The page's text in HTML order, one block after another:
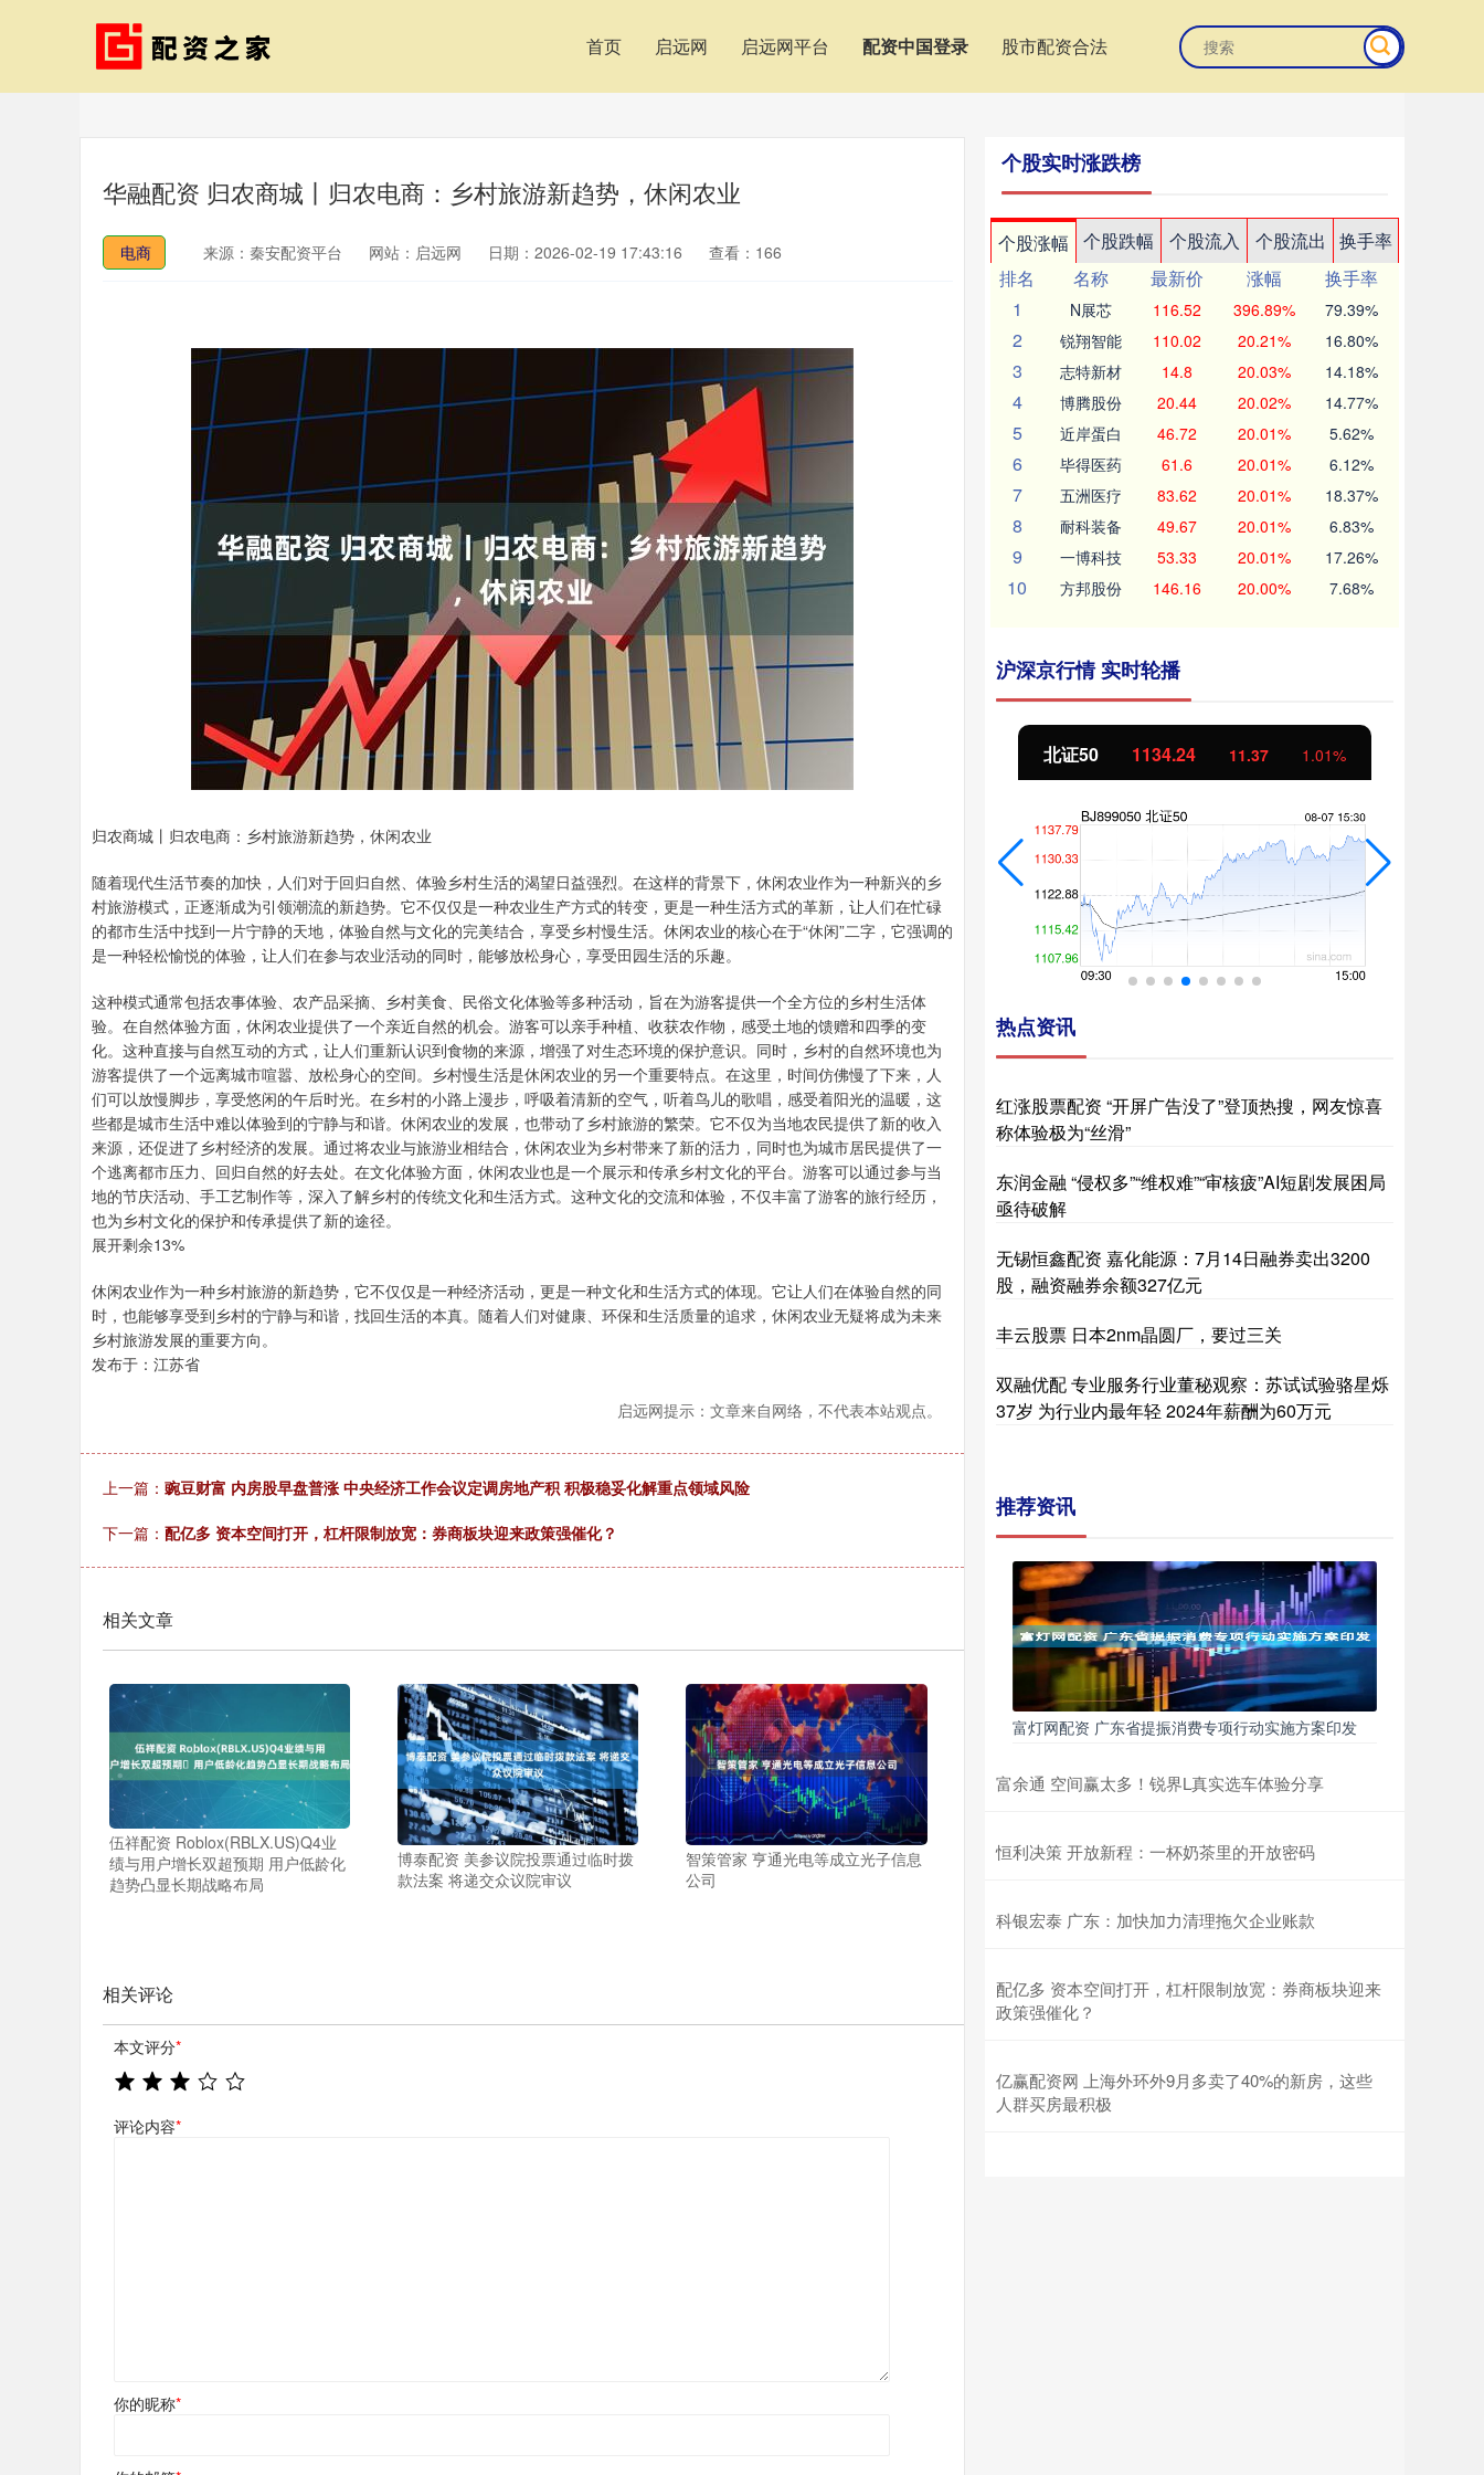
首页 启远网 启远网平台 配资中国登录 股市配资合法
华融配资 归农商城丨归农电商：乡村旅游新趋势，休闲农业
电商 来源：秦安配资平台 网站：启远网 日期：2026-02-19 17:43:16 查看：166
归农商城丨归农电商：乡村旅游新趋势，休闲农业
随着现代生活节奏的加快，人们对于回归自然、体验乡村生活的渴望日益强烈。在这样的背景下，休闲农业作为一种新兴的乡
村旅游模式，正逐渐成为引领潮流的新趋势。它不仅仅是一种农业生产方式的转变，更是一种生活方式的革新，让人们在忙碌
的都市生活中找到一片宁静的天地，体验自然与文化的完美结合，享受乡村慢生活。休闲农业的核心在于“休闲”二字，它强调的
是一种轻松愉悦的体验，让人们在参与农业活动的同时，能够放松身心，享受田园生活的乐趣。
这种模式通常包括农事体验、农产品采摘、乡村美食、民俗文化体验等多种活动，旨在为游客提供一个全方位的乡村生活体
验。在自然体验方面，休闲农业提供了一个亲近自然的机会。游客可以亲手种植、收获农作物，感受土地的馈赠和四季的变
化。这种直接与自然互动的方式，让人们重新认识到食物的来源，增强了对生态环境的保护意识。同时，乡村的自然环境也为
游客提供了一个远离城市喧嚣、放松身心的空间。乡村慢生活是休闲农业的另一个重要特点。在这里，时间仿佛慢了下来，人
们可以放慢脚步，享受悠闲的午后时光。在乡村的小路上漫步，呼吸着清新的空气，听着鸟儿的歌唱，感受着阳光的温暖，这
些都是城市生活中难以体验到的宁静与和谐。休闲农业的发展，也带动了乡村旅游的繁荣。它不仅为当地农民提供了新的收入
来源，还促进了乡村经济的发展。通过将农业与旅游业相结合，休闲农业为乡村带来了新的活力，同时也为城市居民提供了一
个逃离都市压力、回归自然的好去处。在文化体验方面，休闲农业也是一个展示和传承乡村文化的平台。游客可以通过参与当
地的节庆活动、手工艺制作等，深入了解乡村的传统文化和生活方式。这种文化的交流和体验，不仅丰富了游客的旅行经历，
也为乡村文化的保护和传承提供了新的途径。
展开剩余13%
休闲农业作为一种乡村旅游的新趋势，它不仅仅是一种经济活动，更是一种文化和生活方式的体现。它让人们在体验自然的同
时，也能够享受到乡村的宁静与和谐，找回生活的本真。随着人们对健康、环保和生活质量的追求，休闲农业无疑将成为未来
乡村旅游发展的重要方向。
发布于：江苏省
启远网提示：文章来自网络，不代表本站观点。
上一篇： 豌豆财富 内房股早盘普涨 中央经济工作会议定调房地产积 积极稳妥化解重点领域风险
下一篇： 配亿多 资本空间打开，杠杆限制放宽：券商板块迎来政策强催化？
相关文章
伍祥配资 Roblox(RBLX.US)Q4业
绩与用户增长双超预期 用户低龄化
趋势凸显长期战略布局
博泰配资 美参议院投票通过临时拨
款法案 将递交众议院审议
智策管家 亨通光电等成立光子信息
公司
相关评论
本文评分*
评论内容*
你的昵称*
个股实时涨跌榜
个股涨幅 个股跌幅 个股流入 个股流出
换手率
排名
名称 最新价 涨幅
换手率
1
N展芯 116.52 396.89% 79.39%
2 锐翔智能 110.02 20.21% 16.80%
3 志特新材 14.8 20.03% 14.18%
4 博腾股份 20.44 20.02% 14.77%
5 近岸蛋白 46.72 20.01% 5.62%
6 毕得医药 61.6 20.01% 6.12%
7 五洲医疗 83.62 20.01% 18.37%
8 耐科装备 49.67 20.01% 6.83%
9 一博科技 53.33 20.01% 17.26%
10 方邦股份 146.16 20.00% 7.68%
沪深京行情 实时轮播
深证成指 14311.01 200.89 1.42% 沪深300 4694.44 北证50 1134.24 11.37 1.01%
热点资讯
红涨股票配资 “开屏广告没了”登顶热搜，网友惊喜
称体验极为“丝滑”
东润金融 “侵权多”“维权难”“审核疲”AI短剧发展困局
亟待破解
无锡恒鑫配资 嘉化能源：7月14日融券卖出3200
股，融资融券余额327亿元
丰云股票 日本2nm晶圆厂，要过三关
双融优配 专业服务行业董秘观察：苏试试验骆星烁
37岁 为行业内最年轻 2024年薪酬为60万元
推荐资讯
富灯网配资 广东省提振消费专项行动实施方案印发
富余通 空间赢太多！锐界L真实选车体验分享
恒利决策 开放新程：一杯奶茶里的开放密码
科银宏泰 广东：加快加力清理拖欠企业账款
配亿多 资本空间打开，杠杆限制放宽：券商板块迎来
政策强催化？
亿赢配资网 上海外环外9月多卖了40%的新房，这些
人群买房最积极